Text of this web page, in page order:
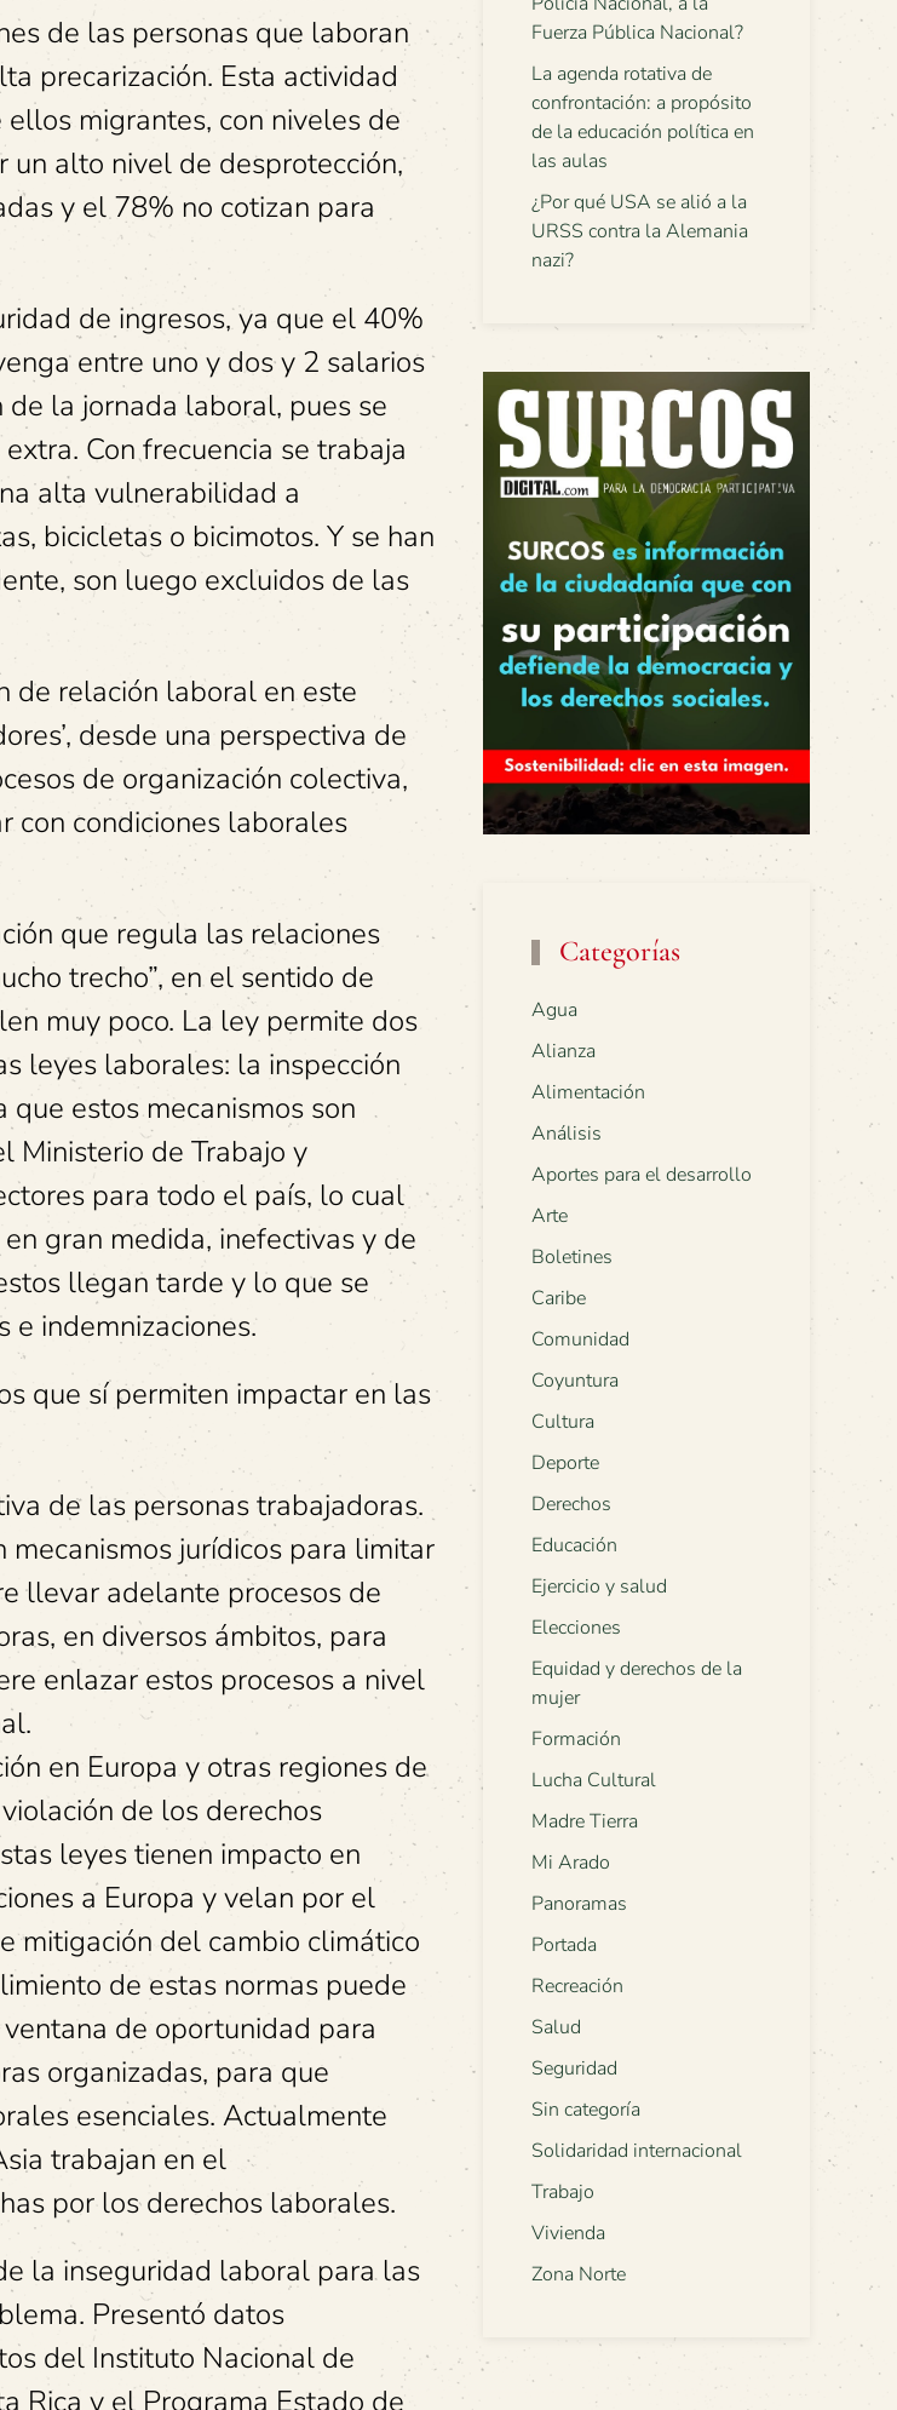
de las personas que laboran
precarización. Esta actividad
migrantes, con niveles de
un alto nivel de desprotección,
y el 78% no cotizan para
de ingresos, ya que el 40%
entre uno y dos y 2 salarios
la jornada laboral, pues se
Con frecuencia se trabaja
alta vulnerabilidad a
bicicletas o bicimotos. Y se han
son luego excluidos de las
de relación laboral en este
desde una perspectiva de
de organización colectiva,
con condiciones laborales
que regula las relaciones
trecho”, en el sentido de
muy poco. La ley permite dos
leyes laborales: la inspección
estos mecanismos son
Ministerio de Trabajo y
para todo el país, lo cual
gran medida, inefectivas y de
llegan tarde y lo que se
e indemnizaciones.
que sí permiten impactar en las
de las personas trabajadoras.
jurídicos para limitar
llevar adelante procesos de
en diversos ámbitos, para
enlazar estos procesos a nivel
en Europa y otras regiones de
de los derechos
leyes tienen impacto en
a Europa y velan por el
mitigación del cambio climático
de estas normas puede
de oportunidad para
organizadas, para que
esenciales. Actualmente
trabajan en el
por los derechos laborales.
la inseguridad laboral para las
Presentó datos
del Instituto Nacional de
Rica y el Programa Estado de
Fuerza Pública Nacional?
La agenda rotativa de
confrontación: a propósito
de la educación política en
las aulas
¿Por qué USA se alió a la
URSS contra la Alemania
nazi?
Categorías
Agua
Alianza
Alimentación
Análisis
Aportes para el desarrollo
Arte
Boletines
Caribe
Comunidad
Coyuntura
Cultura
Deporte
Derechos
Educación
Ejercicio y salud
Elecciones
Equidad y derechos de la
mujer
Formación
Lucha Cultural
Madre Tierra
Mi Arado
Panoramas
Portada
Recreación
Salud
Seguridad
Sin categoría
Solidaridad internacional
Trabajo
Vivienda
Zona Norte